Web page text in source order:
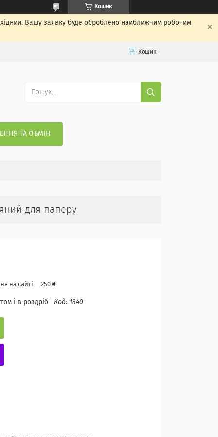
Кошик
Вашу заявку буде оброблено найближчим робочим
Кошик
ТА ОБМІН
для паперу
на сайті — 250 ₴
і в роздріб Код: 1840